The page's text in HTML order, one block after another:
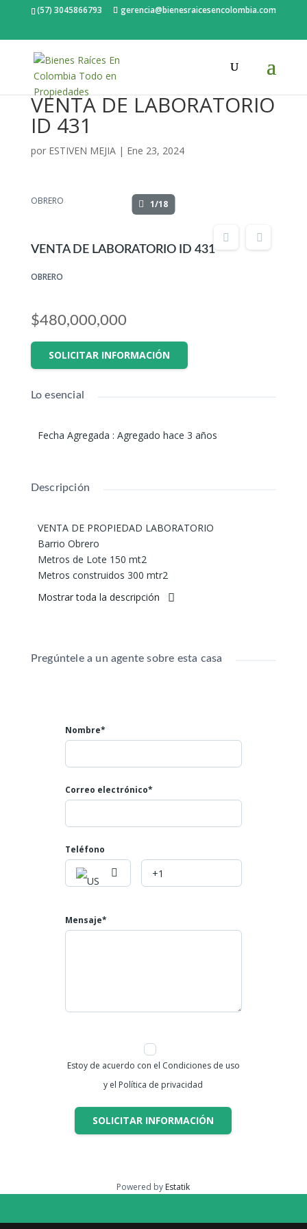
(57) 3045866793 gerencia@bienesraicesencolombia.com
VENTA DE LABORATORIO
ID 431
por ESTIVEN MEJIA| Ene 23, 2024
OBRERO 1/18
VENTA DE LABORATORIO ID 431
OBRERO
$480,000,000
SOLICITAR INFORMACIÓN
Lo esencial
Fecha Agregada : Agregado hace 3 años
Descripción
VENTA DE PROPIEDAD LABORATORIO
Barrio Obrero
Metros de Lote 150 mt2
Metros construidos 300 mtr2
Plancha completa con dos escaleras para subir
Piso tipo bodega en pasillos
La propiedad esta en un excelente estado
Propiedad cumpliendo todas las normas
Valor: 600 millones se esta dejando en 480 millones
Mayores informes
Teléfono: 602 4007808
Celulares: 3045866793
NUMERO DE LA PROPIEDAD ID 431
Mostrar toda la descripción
Pregúntele a un agente sobre esta casa
Nombre*
Correo electrónico*
Teléfono
Mensaje*
Estoy de acuerdo con el Condiciones de uso
y el Política de privacidad
SOLICITAR INFORMACIÓN
Powered by Estatik